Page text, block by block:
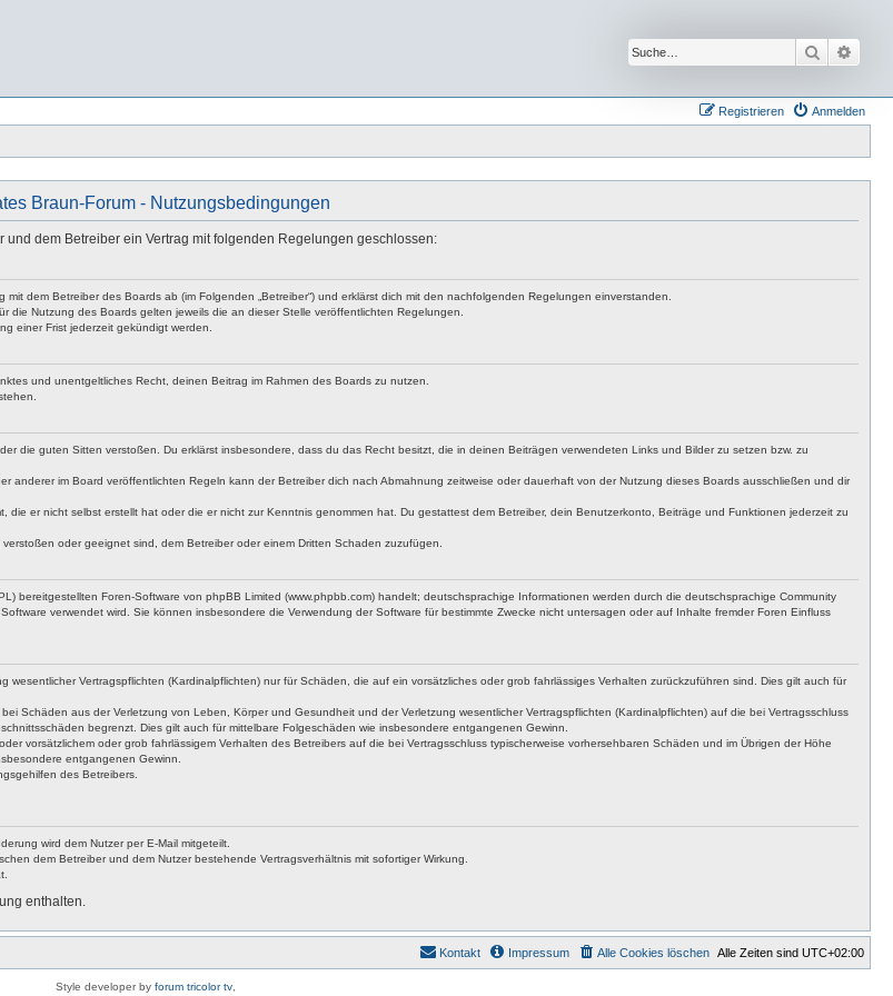
Suche
Anmelden
Registrieren
Braun-Forum - Nutzungsbedingungen
und dem Betreiber ein Vertrag mit folgenden Regelungen geschlossen:
dem Betreiber des Boards ab (im Folgenden „Betreiber“) und erklärst dich mit den nachfolgenden Regelungen einverstanden.
Nutzung des Boards gelten jeweils die an dieser Stelle veröffentlichten Regelungen.
einer Frist jederzeit gekündigt werden.
und unentgeltliches Recht, deinen Beitrag im Rahmen des Boards zu nutzen.
die guten Sitten verstoßen. Du erklärst insbesondere, dass du das Recht besitzt, die in deinen Beiträgen verwendeten Links und Bilder zu setzen bzw. zu
im Board veröffentlichten Regeln kann der Betreiber dich nach Abmahnung zeitweise oder dauerhaft von der Nutzung dieses Boards ausschließen und dir
er nicht selbst erstellt hat oder die er nicht zur Kenntnis genommen hat. Du gestattest dem Betreiber, dein Benutzerkonto, Beiträge und Funktionen jederzeit zu
oder geeignet sind, dem Betreiber oder einem Dritten Schaden zuzufügen.
bereitgestellten Foren-Software von phpBB Limited (www.phpbb.com) handelt; deutschsprachige Informationen werden durch die deutschsprachige Community
verwendet wird. Sie können insbesondere die Verwendung der Software für bestimmte Zwecke nicht untersagen oder auf Inhalte fremder Foren Einfluss
Vertragspflichten (Kardinalpflichten) nur für Schäden, die auf ein vorsätzliches oder grob fahrlässiges Verhalten zurückzuführen sind. Dies gilt auch für
Schäden aus der Verletzung von Leben, Körper und Gesundheit und der Verletzung wesentlicher Vertragspflichten (Kardinalpflichten) auf die bei Vertragsschluss
begrenzt. Dies gilt auch für mittelbare Folgeschäden wie insbesondere entgangenen Gewinn.
vorsätzlichem oder grob fahrlässigem Verhalten des Betreibers auf die bei Vertragsschluss typischerweise vorhersehbaren Schäden und im Übrigen der Höhe
entgangenen Gewinn.
des Betreibers.
wird dem Nutzer per E-Mail mitgeteilt.
dem Betreiber und dem Nutzer bestehende Vertragsverhältnis mit sofortiger Wirkung.
enthalten.
Alle Zeiten sind UTC+02:00
Alle Cookies löschen
Impressum
Kontakt
Style developer by forum tricolor tv